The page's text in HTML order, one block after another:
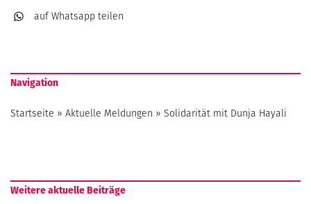
auf Whatsapp teilen
Navigation
Startseite » Aktuelle Meldungen » Solidarität mit Dunja Hayali
Weitere aktuelle Beiträge